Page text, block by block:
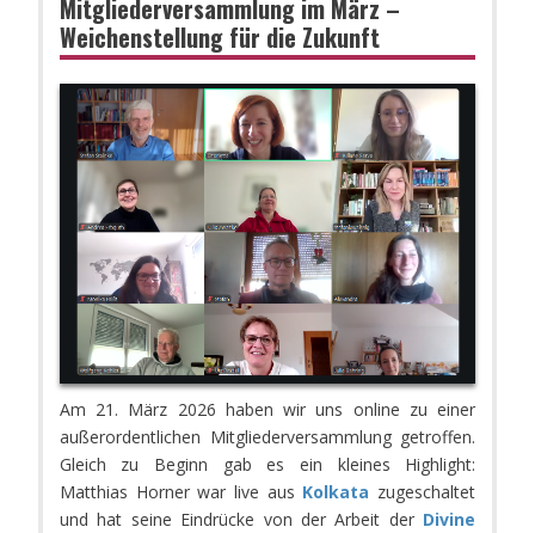
Mitgliederversammlung im März –
Weichenstellung für die Zukunft
Am 21. März 2026 haben wir uns online zu einer
außerordentlichen Mitgliederversammlung getroffen.
Gleich zu Beginn gab es ein kleines Highlight:
Matthias Horner war live aus Kolkata zugeschaltet
und hat seine Eindrücke von der Arbeit der Divine